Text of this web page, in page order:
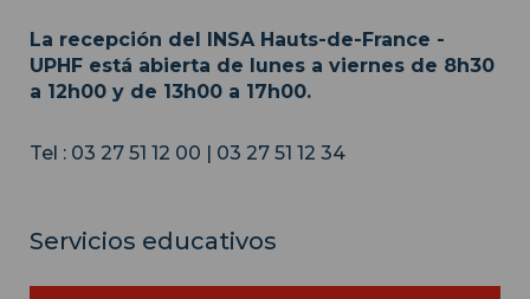
La recepción del INSA Hauts-de-France -
UPHF está abierta de lunes a viernes de 8h30
a 12h00 y de 13h00 a 17h00.
Tel : 03 27 51 12 00 | 03 27 51 12 34
Servicios educativos